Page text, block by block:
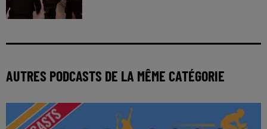
AUTRES PODCASTS DE LA MÊME CATÉGORIE